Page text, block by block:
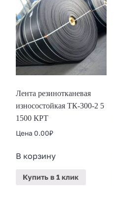
Лента резинотканевая
износостойкая ТК-300-2 5
1500 КРТ
Цена 0.00₽
В корзину
Купить в 1 клик